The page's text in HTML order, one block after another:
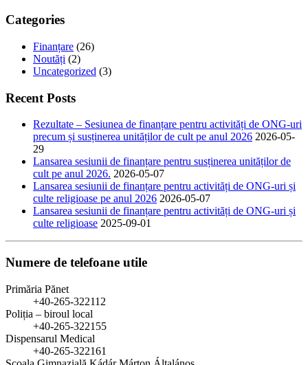
Categories
Finanțare (26)
Noutăți (2)
Uncategorized (3)
Recent Posts
Rezultate – Sesiunea de finanțare pentru activități de ONG-uri
precum și susținerea unităților de cult pe anul 2026 2026-05-
29
Lansarea sesiunii de finanțare pentru susținerea unităților de
cult pe anul 2026. 2026-05-07
Lansarea sesiunii de finanțare pentru activități de ONG-uri și
culte religioase pe anul 2026 2026-05-07
Lansarea sesiunii de finanțare pentru activități de ONG-uri și
culte religioase 2025-09-01
Numere de telefoane utile
Primăria Pănet
+40-265-322112
Poliția – biroul local
+40-265-322155
Dispensarul Medical
+40-265-322161